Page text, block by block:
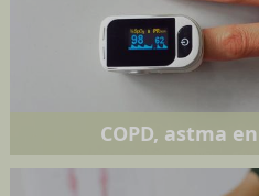
COPD, astma